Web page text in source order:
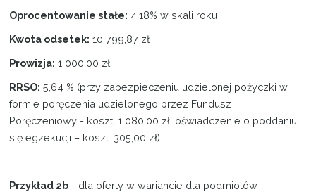
Oprocentowanie stałe: 4,18% w skali roku
Kwota odsetek: 10 799,87 zł
Prowizja: 1 000,00 zł
RRSO: 5,64 % (przy zabezpieczeniu udzielonej pożyczki w
formie poręczenia udzielonego przez Fundusz
Poręczeniowy - koszt: 1 080,00 zł, oświadczenie o poddaniu
się egzekucji – koszt: 305,00 zł)
Przykład 2b - dla oferty w wariancie dla podmiotów